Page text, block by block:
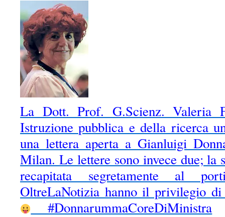
La Dott. Prof. G.Scienz. Valeria
Istruzione pubblica e della ricerca
una lettera aperta a Gianluigi
Milan. Le lettere sono invece due; la
recapitata segretamente al
OltreLaNotizia hanno il privilegio
#DonnarummaCoreDiMinistra